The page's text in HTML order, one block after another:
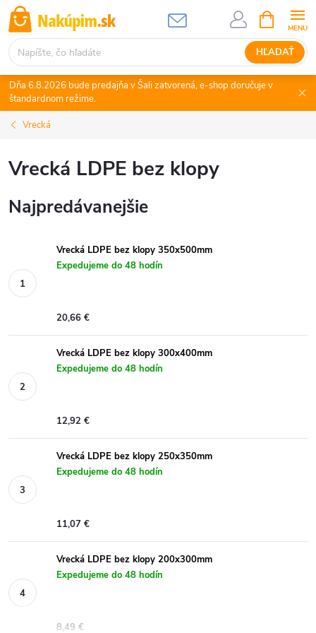
Prejsť
na
obsah
HĽADAŤ
KOŠÍK
Dňa 6.8.2026 bude predajňa v Šali zatvorená, e-shop doručuje v
štandardnom režime.
Vrecká
Vrecká LDPE bez klopy
Najpredávanejšie
Vrecká LDPE bez klopy 350x500mm
Expedujeme do 48 hodín
20,66 €
Vrecká LDPE bez klopy 300x400mm
Expedujeme do 48 hodín
12,92 €
Vrecká LDPE bez klopy 250x350mm
Expedujeme do 48 hodín
11,07 €
Vrecká LDPE bez klopy 200x300mm
Expedujeme do 48 hodín
8,49 €